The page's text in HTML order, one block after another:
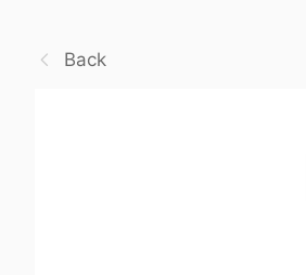
Back